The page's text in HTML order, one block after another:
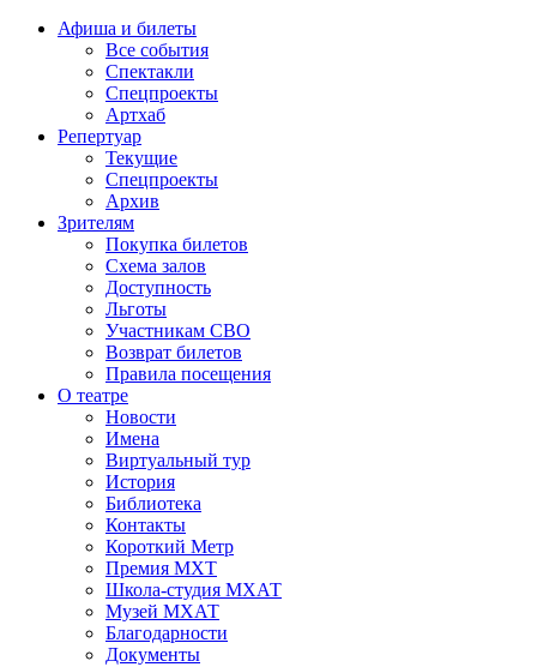
Афиша и билеты
Все события
Спектакли
Спецпроекты
Артхаб
Репертуар
Текущие
Спецпроекты
Архив
Зрителям
Покупка билетов
Схема залов
Доступность
Льготы
Участникам СВО
Возврат билетов
Правила посещения
О театре
Новости
Имена
Виртуальный тур
История
Библиотека
Контакты
Короткий Метр
Премия МХТ
Школа-студия МХАТ
Музей МХАТ
Благодарности
Документы